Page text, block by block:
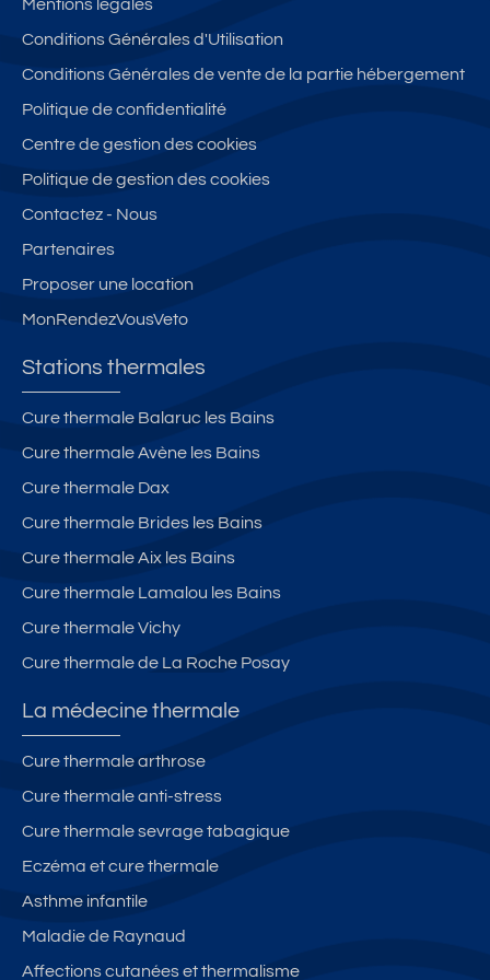
Mentions légales
Conditions Générales d'Utilisation
Conditions Générales de vente de la partie hébergement
Politique de confidentialité
Centre de gestion des cookies
Politique de gestion des cookies
Contactez - Nous
Partenaires
Proposer une location
MonRendezVousVeto
Stations thermales
Cure thermale Balaruc les Bains
Cure thermale Avène les Bains
Cure thermale Dax
Cure thermale Brides les Bains
Cure thermale Aix les Bains
Cure thermale Lamalou les Bains
Cure thermale Vichy
Cure thermale de La Roche Posay
La médecine thermale
Cure thermale arthrose
Cure thermale anti-stress
Cure thermale sevrage tabagique
Eczéma et cure thermale
Asthme infantile
Maladie de Raynaud
Affections cutanées et thermalisme